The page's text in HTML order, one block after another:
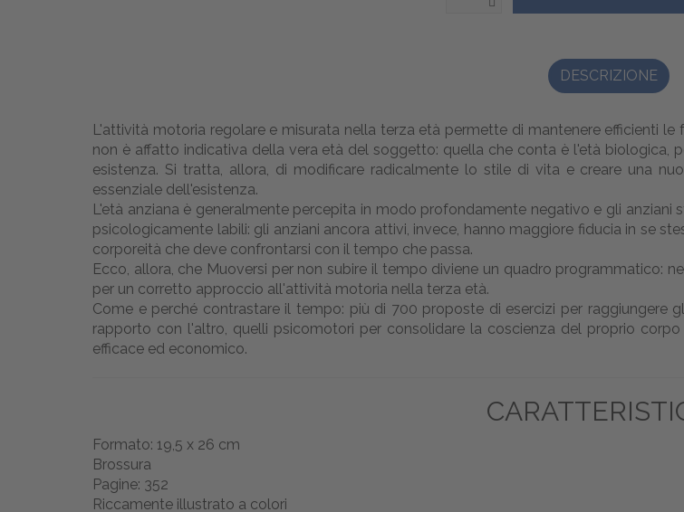
DESCRIZIONE
L'attività motoria regolare e misurata nella terza età permette di mantenere efficienti
non è affatto indicativa della vera età del soggetto: quella che conta è l'età biologica,
esistenza. Si tratta, allora, di modificare radicalmente lo stile di vita e creare una
essenziale dell'esistenza.
L'età anziana è generalmente percepita in modo profondamente negativo e gli
psicologicamente labili: gli anziani ancora attivi, invece, hanno maggiore fiducia in se
corporeità che deve confrontarsi con il tempo che passa.
Ecco, allora, che Muoversi per non subire il tempo diviene un quadro programmatico:
per un corretto approccio all'attività motoria nella terza età.
Come e perché contrastare il tempo: più di 700 proposte di esercizi per raggiungere
rapporto con l'altro, quelli psicomotori per consolidare la coscienza del proprio
efficace ed economico.
Formato: 19,5 x 26 cm
Brossura
Pagine: 352
Riccamente illustrato a colori